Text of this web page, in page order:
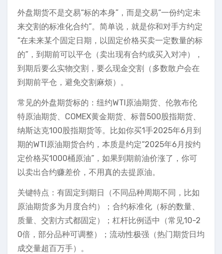
外盘期货不是交易“标的本身”，而是交易“一份约定未
来交割的标准化合约”。简单说，就是你和对手方约定
“在未来某个固定日期，以固定价格买卖一定数量的标
的”，到期前可以平仓（卖出现有合约或买入对冲），
到期后要么实物交割，要么现金交割（多数散户会在
到期前平仓，避免交割麻烦）。
常见的外盘期货标的：纽约WTI原油期货、伦敦布伦
特原油期货、COMEX黄金期货、标普500股指期货、
纳斯达克100股指期货等。比如你买1手2025年6月到
期的WTI原油期货合约，本质是约定“2025年6月按约
定价格买1000桶原油”，如果到期前油价涨了，你可
以卖出合约赚差价，不用真的去提原油。
关键特点：有固定到期日（不同品种周期不同，比如
原油期货多为月度合约）；合约标准化（标的数量、
质量、交割方式都固定）；杠杆比例适中（常见10-2
0倍，部分品种可调整）；流动性极强（热门期货日均
成交量超百万手）。